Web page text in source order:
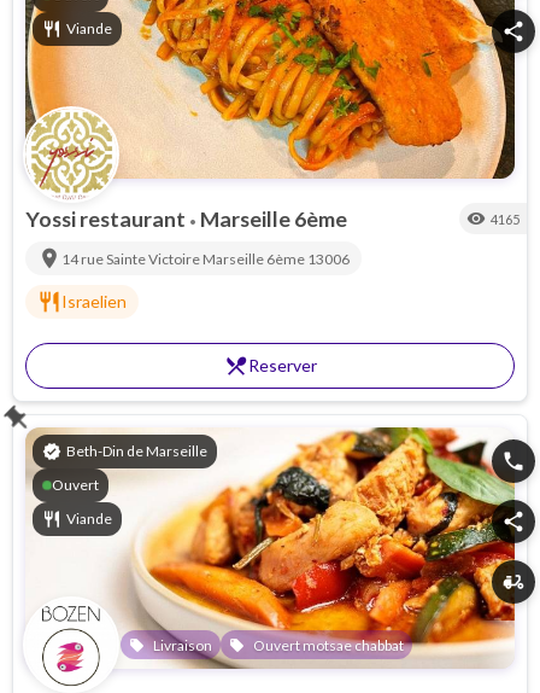
Boucheries
restaurant Viande share
Yossi restaurant • Marseille 6ème visibility 4165
location_on 14 rue Sainte Victoire Marseille 6ème 13006
restaurant Israelien
restaurant_menuReserver
verified Beth-Din de Marseille
Ouvert
restaurant Viande
local_offer Livraison local_offer Ouvert motsae chabbat
phone
share
delivery_dining